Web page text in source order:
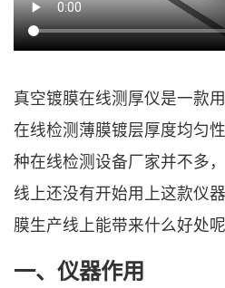
真空镀膜在线测厚仪是一款
在线检测薄膜镀层厚度均匀
种在线检测设备厂家并不多
线上还没有开始用上这款仪
膜生产线上能带来什么好处呢
一、仪器作用